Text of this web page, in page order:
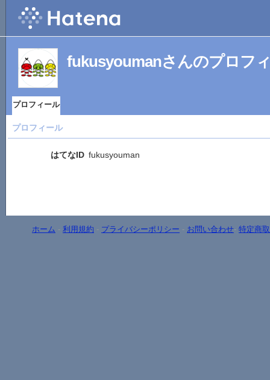
fukusyoumanさんのプロフ
プロフィール
プロフィール
はてなID fukusyouman
ホーム - 利用規約 - プライバシーポリシー - お問い合わせ- 特定商